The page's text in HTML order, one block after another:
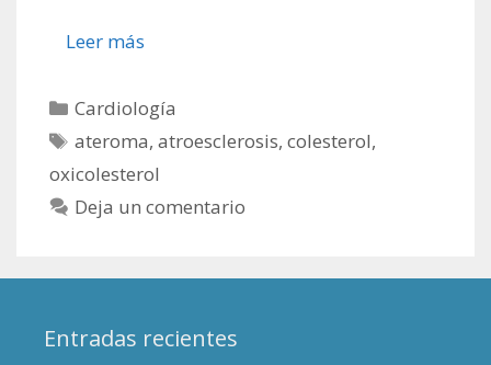
Leer más
Categorías
Cardiología
Etiquetas
ateroma,atroesclerosis,colesterol,
oxicolesterol
Deja un comentario
Entradas recientes